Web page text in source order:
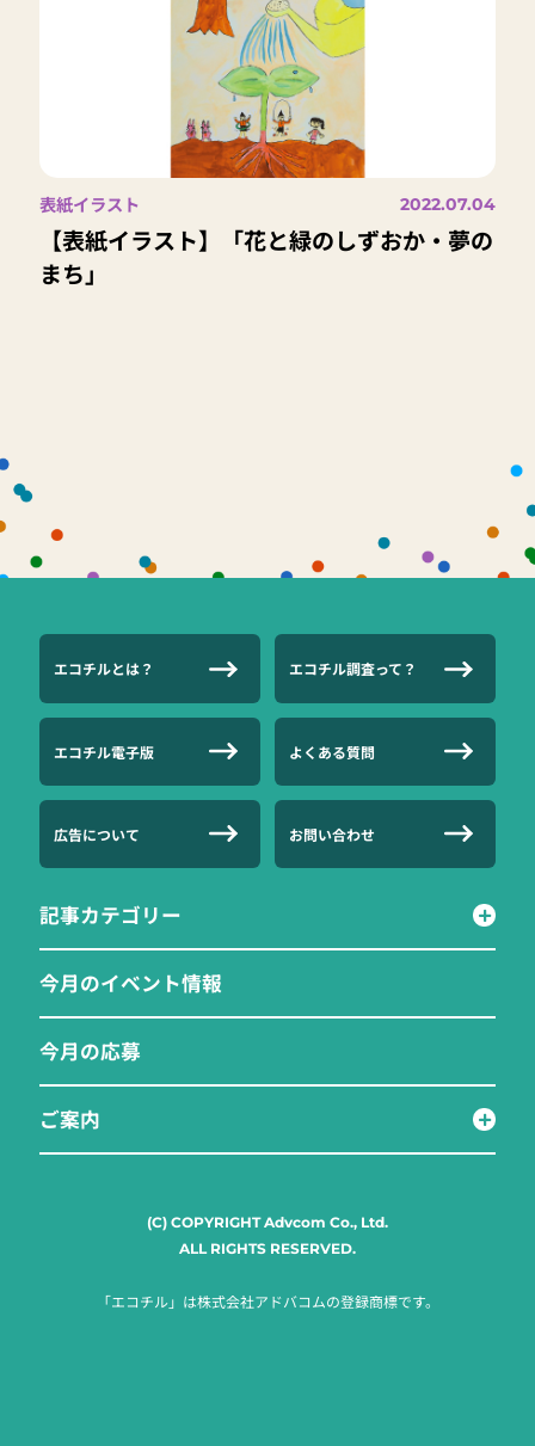
表紙イラスト 2022.07.04
【表紙イラスト】「花と緑のしずおか・夢の
まち」
エコチルとは？ エコチル調査って？
エコチル電子版 よくある質問
広告について お問い合わせ
記事カテゴリー
今月のイベント情報
今月の応募
ご案内
(C) COPYRIGHT Advcom Co., Ltd.
ALL RIGHTS RESERVED.
「エコチル」は株式会社アドバコムの登録商標です。